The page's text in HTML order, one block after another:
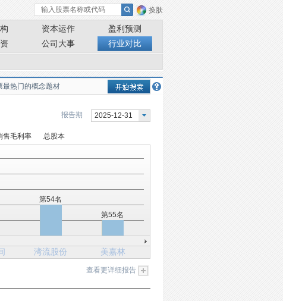
换肤
资本运作
盈利预测
公司大事 行业对比
2025-12-31
报告期
售毛利率
总股本
湾流股份 美嘉林
第54名
第55名
查看更详细报告